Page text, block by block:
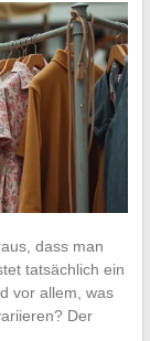
dass man
tatsächlich ein
vor allem, was
Der